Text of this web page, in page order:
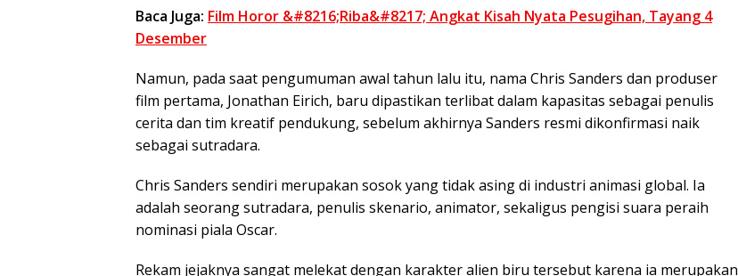
Baca Juga: Film Horor &#8216;Riba&#8217; Angkat Kisah Nyata Pesugihan, Tayang 4
Desember
Namun, pada saat pengumuman awal tahun lalu itu, nama Chris Sanders dan produser
film pertama, Jonathan Eirich, baru dipastikan terlibat dalam kapasitas sebagai penulis
cerita dan tim kreatif pendukung, sebelum akhirnya Sanders resmi dikonfirmasi naik
sebagai sutradara.
Chris Sanders sendiri merupakan sosok yang tidak asing di industri animasi global. Ia
adalah seorang sutradara, penulis skenario, animator, sekaligus pengisi suara peraih
nominasi piala Oscar.
Rekam jejaknya sangat melekat dengan karakter alien biru tersebut karena ia merupakan